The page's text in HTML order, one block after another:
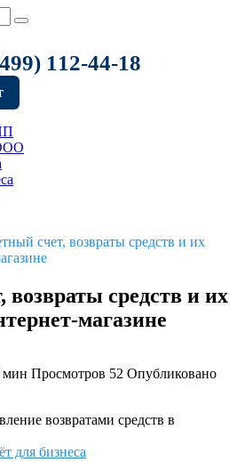
112-44-18
счет, возвраты средств и их
возвраты средств и их
магазине
мин Просмотров 52 Опубликовано